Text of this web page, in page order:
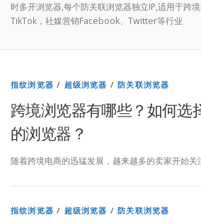
联系我们 免费注册 账号登录
时多开浏览器,每个防关联浏览器独立IP,适用于跨境
TikTok，社媒营销Facebook、Twitter等行业
指纹浏览器 / 超级浏览器 /防关联浏览器
跨境浏览器有哪些？如何选
的浏览器？
随着跨境电商的迅猛发展，越来越多的卖家开始
指纹浏览器 / 超级浏览器 /防关联浏览器